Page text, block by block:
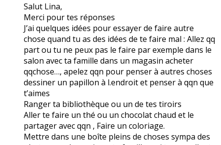
Salut Lina,
Merci pour tes réponses
J’ai quelques idées pour essayer de faire autre
chose quand tu as des idées de te faire mal : Allez qq
part ou tu ne peux pas le faire par exemple dans le
salon avec ta famille dans un magasin acheter
qqchose…, apelez qqn pour penser à autres choses
dessiner un papillon à l.endroit et penser à qqn que
t’aimes
Ranger ta bibliothèque ou un de tes tiroirs
Aller te faire un thé ou un chocolat chaud et le
partager avec qqn , Faire un coloriage.
Mettre dans une boîte pleins de choses sympa des